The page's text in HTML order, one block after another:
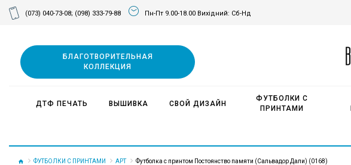
(073) 040-73-08; (098) 333-79-88 Пн-Пт 9.00-18.00 Вихідний: Сб-Нд
БЛАГОТВОРИТЕЛЬНАЯ
КОЛЛЕКЦИЯ
ДТФ ПЕЧАТЬ ВЫШИВКА СВОЙ ДИЗАЙН
ФУТБОЛКИ С
ПРИНТАМИ
ФУТБОЛКИ С ПРИНТАМИ АРТ Футболка с принтом Постоянство памяти (Сальвадор Дали) (0168)